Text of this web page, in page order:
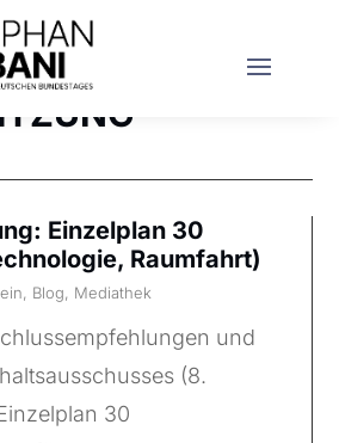
Einzelplan 30
Raumfahrt)
, Blog, Mediathek
und
(8.
30